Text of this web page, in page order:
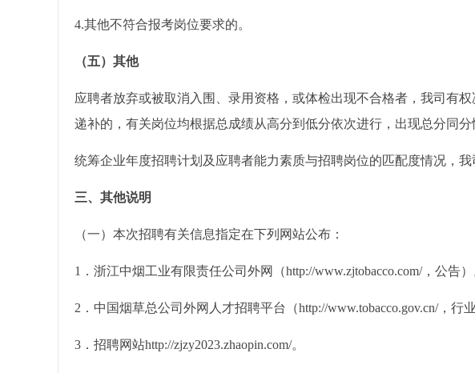
4.其他不符合报考岗位要求的。
（五）其他
应聘者放弃或被取消入围、录用资格，或体检出现不合格者，我司有
递补的，有关岗位均根据总成绩从高分到低分依次进行，出现总分同分
统筹企业年度招聘计划及应聘者能力素质与招聘岗位的匹配度情况，我
三、其他说明
（一）本次招聘有关信息指定在下列网站公布：
1．浙江中烟工业有限责任公司外网（http://www.zjtobacco.com/，公告）
2．中国烟草总公司外网人才招聘平台（http://www.tobacco.gov.cn/，行
3．招聘网站http://zjzy2023.zhaopin.com/。